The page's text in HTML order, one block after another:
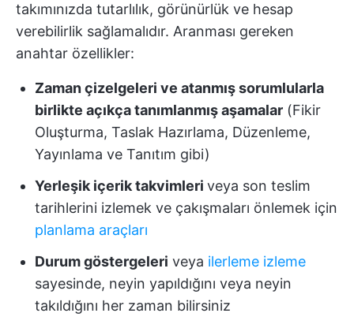
takımınızda tutarlılık, görünürlük ve hesap
verebilirlik sağlamalıdır. Aranması gereken
anahtar özellikler:
Zaman çizelgeleri ve atanmış sorumlularla
birlikte açıkça tanımlanmış aşamalar (Fikir
Oluşturma, Taslak Hazırlama, Düzenleme,
Yayınlama ve Tanıtım gibi)
Yerleşik içerik takvimleri veya son teslim
tarihlerini izlemek ve çakışmaları önlemek için
planlama araçları
Durum göstergeleri veya ilerleme izleme
sayesinde, neyin yapıldığını veya neyin
takıldığını her zaman bilirsiniz